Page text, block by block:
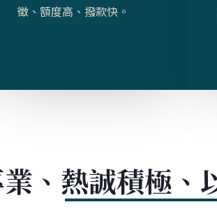
徵、額度高、撥款快。
、熱誠積極、